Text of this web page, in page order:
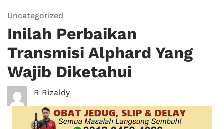
Uncategorized
Inilah Perbaikan
Transmisi Alphard Yang
Wajib Diketahui
R Rizaldy